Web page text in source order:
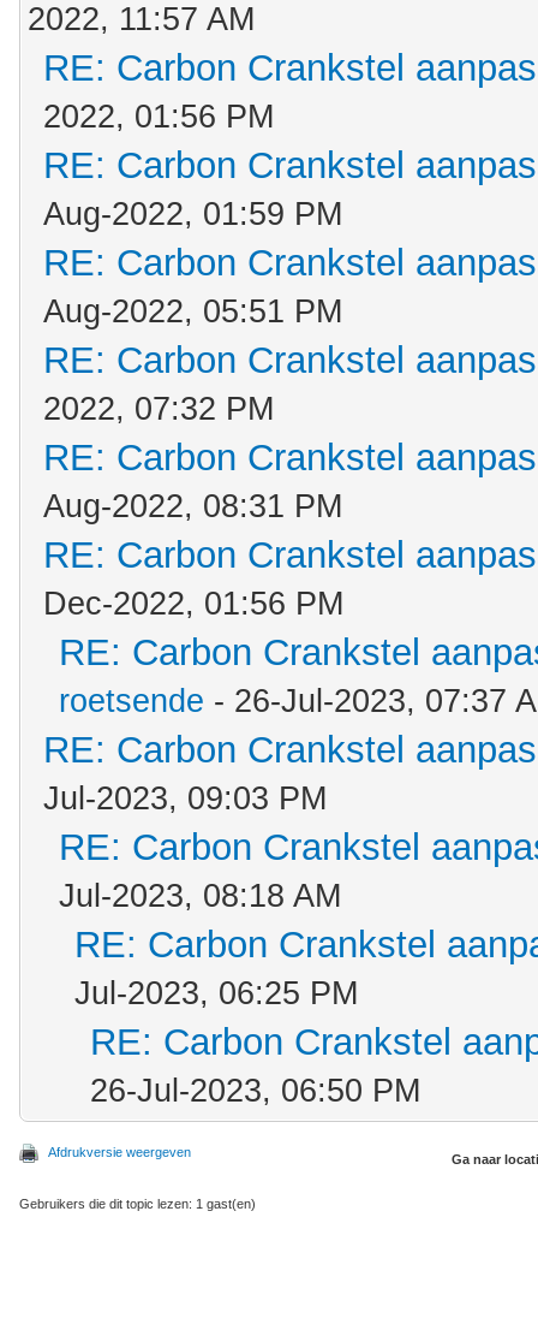
2022, 11:57 AM
RE: Carbon Crankstel
2022, 01:56 PM
RE: Carbon Crankstel
Aug-2022, 01:59 PM
RE: Carbon Crankstel
Aug-2022, 05:51 PM
RE: Carbon Crankstel
2022, 07:32 PM
RE: Carbon Crankstel
Aug-2022, 08:31 PM
RE: Carbon Crankstel
Dec-2022, 01:56 PM
RE: Carbon Crankstel
roetsende - 26-Jul-2023, 07:37
RE: Carbon Crankstel
Jul-2023, 09:03 PM
RE: Carbon Crankstel
Jul-2023, 08:18 AM
RE: Carbon Crankstel
Jul-2023, 06:25 PM
RE: Carbon Crankstel
26-Jul-2023, 06:50 PM
Afdrukversie weergeven Ga naar
Gebruikers die dit topic lezen: 1 gast(en)